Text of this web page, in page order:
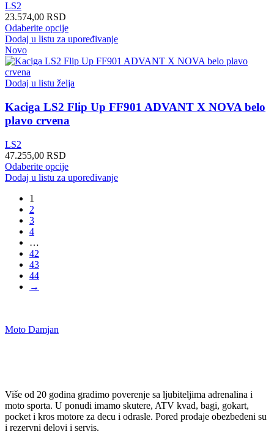
LS2
23.574,00 RSD
Odaberite opcijeOvaj
proizvod
više
Opcije
biti
izabrane
na
Dodaj u listu za upoređivanje
Novo
Dodaj u listu želja
Kaciga LS2 Flip Up FF901 ADVANT X NOVA belo
plavo crvena
LS2
47.255,00 RSD
Odaberite opcijeOvaj
proizvod
Dodaj u listu za upoređivanje
1
2
3
4
…
42
43
44
→
Moto Damjan
Više od 20 godina gradimo poverenje sa ljubiteljima adrenalina i
moto sporta. U ponudi imamo skutere, ATV kvad, bagi, gokart,
pocket i kros motore za decu i odrasle. Pored prodaje obezbeđeni su
i rezervni delovi i servis.